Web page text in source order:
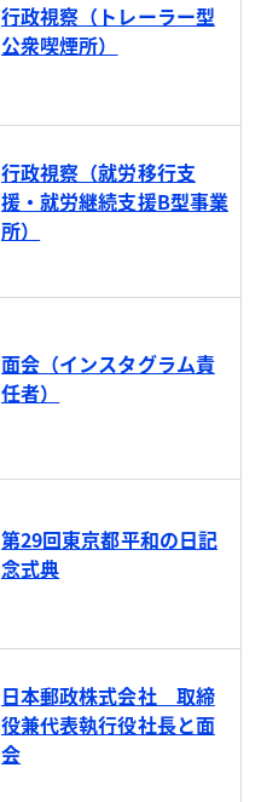
行政視察（トレーラー型
公衆喫煙所）
行政視察（就労移行支
援・就労継続支援B型事業
所）
面会（インスタグラム責
任者）
第29回東京都平和の日記
念式典
日本郵政株式会社 取締
役兼代表執行役社長と面
会